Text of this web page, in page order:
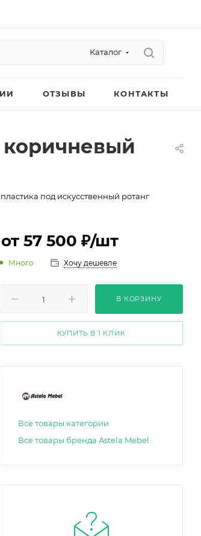
Каталог
ОТЗЫВЫ КОНТАКТЫ
коричневый
под искусственный ротанг
от 57 500 ₽/шт
Много Хочу дешевле
В КОРЗИНУ
КУПИТЬ В 1 КЛИК
Все товары категории
Все товары бренда Astela Mebel